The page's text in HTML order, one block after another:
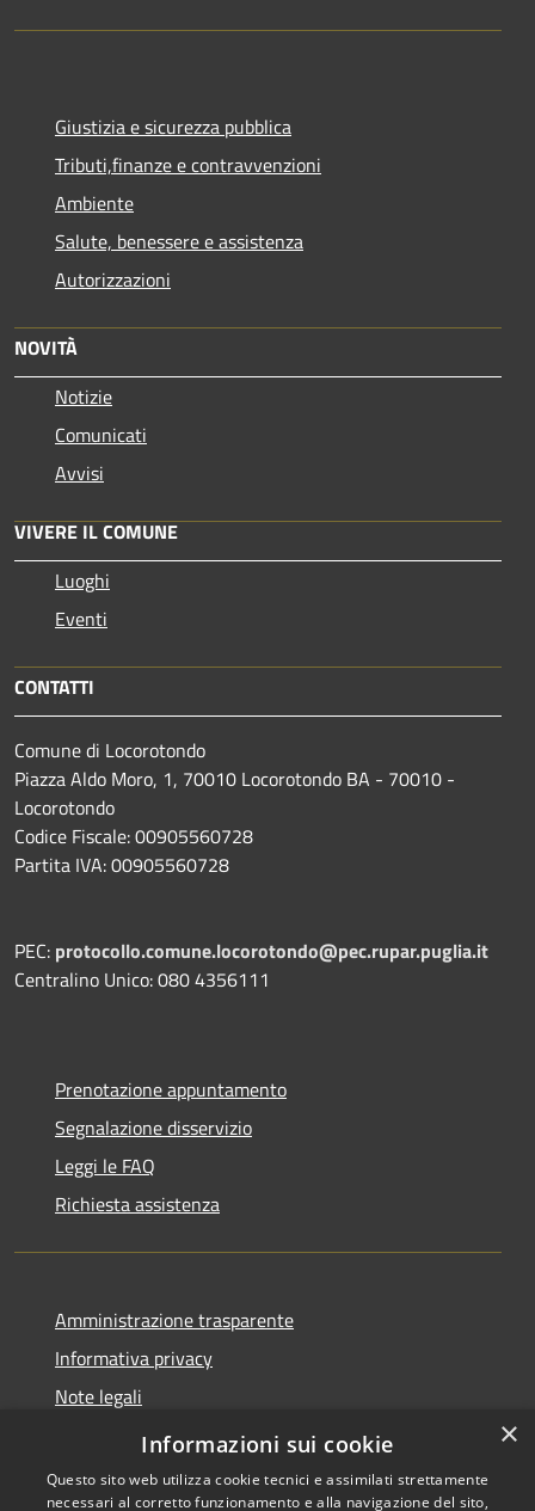
Giustizia e sicurezza pubblica
Tributi,finanze e contravvenzioni
Ambiente
Salute, benessere e assistenza
Autorizzazioni
NOVITÀ
Notizie
Comunicati
Avvisi
VIVERE IL COMUNE
Luoghi
Eventi
CONTATTI
Comune di Locorotondo
Piazza Aldo Moro, 1, 70010 Locorotondo BA - 70010 -
Locorotondo
Codice Fiscale: 00905560728
Partita IVA: 00905560728
PEC: protocollo.comune.locorotondo@pec.rupar.puglia.it
Centralino Unico: 080 4356111
Prenotazione appuntamento
Segnalazione disservizio
Leggi le FAQ
Richiesta assistenza
Amministrazione trasparente
Informativa privacy
Note legali
Dichiarazione di accessibilità
×
Informazioni sui cookie
Questo sito web utilizza cookie tecnici e assimilati strettamente
necessari al corretto funzionamento e alla navigazione del sito,